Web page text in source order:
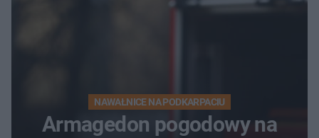
NAWAŁNICE NA PODKARPACIU
Armagedon pogodowy na